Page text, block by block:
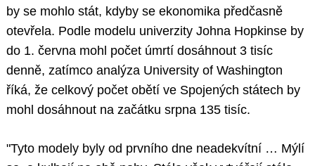
by se mohlo stát, kdyby se ekonomika předčasně
otevřela. Podle modelu univerzity Johna Hopkinse by
do 1. června mohl počet úmrtí dosáhnout 3 tisíc
denně, zatímco analýza University of Washington
říká, že celkový počet obětí ve Spojených státech by
mohl dosáhnout na začátku srpna 135 tisíc.
"Tyto modely byly od prvního dne neadekvítní … Mýlí